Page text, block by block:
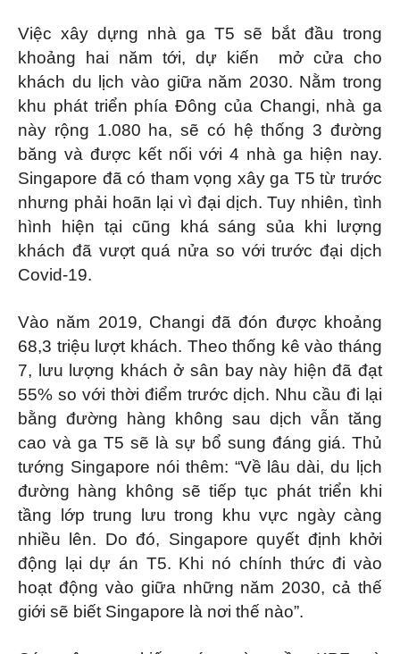
Việc xây dựng nhà ga T5 sẽ bắt đầu trong
khoảng hai năm tới, dự kiến ​ mở cửa cho
khách du lịch vào giữa năm 2030. Nằm trong
khu phát triển phía Đông của Changi, nhà ga
này rộng 1.080 ha, sẽ có hệ thống 3 đường
băng và được kết nối với 4 nhà ga hiện nay.
Singapore đã có tham vọng xây ga T5 từ trước
nhưng phải hoãn lại vì đại dịch. Tuy nhiên, tình
hình hiện tại cũng khá sáng sủa khi lượng
khách đã vượt quá nửa so với trước đại dịch
Covid-19.
Vào năm 2019, Changi đã đón được khoảng
68,3 triệu lượt khách. Theo thống kê vào tháng
7, lưu lượng khách ở sân bay này hiện đã đạt
55% so với thời điểm trước dịch. Nhu cầu đi lại
bằng đường hàng không sau dịch vẫn tăng
cao và ga T5 sẽ là sự bổ sung đáng giá. Thủ
tướng Singapore nói thêm: “Về lâu dài, du lịch
đường hàng không sẽ tiếp tục phát triển khi
tầng lớp trung lưu trong khu vực ngày càng
nhiều lên. Do đó, Singapore quyết định khởi
động lại dự án T5. Khi nó chính thức đi vào
hoạt động vào giữa những năm 2030, cả thế
giới sẽ biết Singapore là nơi thế nào”.